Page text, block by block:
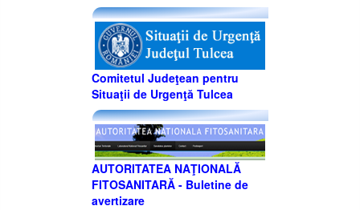
Comitetul Judeţean pentru
Situaţii de Urgenţă Tulcea
AUTORITATEA NAŢIONALĂ
FITOSANITARĂ - Buletine de
avertizare